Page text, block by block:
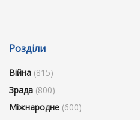
Розділи
Війна (815)
Зрада (800)
Міжнародне (600)